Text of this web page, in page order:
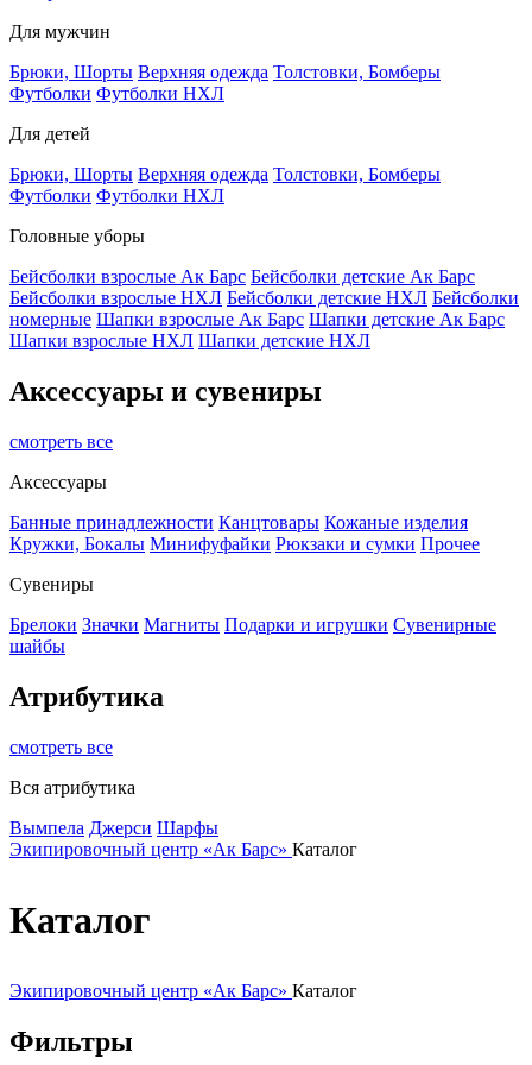
Для мужчин
Брюки, Шорты Верхняя одежда Толстовки, Бомберы
Футболки Футболки НХЛ
Для детей
Брюки, Шорты Верхняя одежда Толстовки, Бомберы
Футболки Футболки НХЛ
Головные уборы
Бейсболки взрослые Ак Барс Бейсболки детские Ак Барс
Бейсболки взрослые НХЛ Бейсболки детские НХЛ Бейсболки
номерные Шапки взрослые Ак Барс Шапки детские Ак Барс
Шапки взрослые НХЛ Шапки детские НХЛ
Аксессуары и сувениры
смотреть все
Аксессуары
Банные принадлежности Канцтовары Кожаные изделия
Кружки, Бокалы Минифуфайки Рюкзаки и сумки Прочее
Сувениры
Брелоки Значки Магниты Подарки и игрушки Сувенирные
шайбы
Атрибутика
смотреть все
Вся атрибутика
Вымпела Джерси Шарфы
Экипировочный центр «Ак Барс» Каталог
Каталог
Экипировочный центр «Ак Барс» Каталог
Фильтры